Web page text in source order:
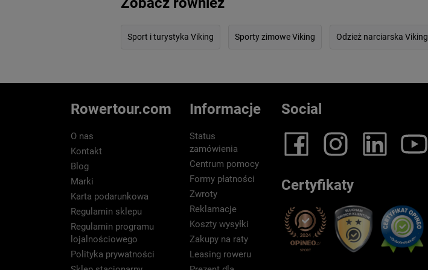
Sport i turystyka Viking Sporty zimowe Viking Odzież narciarska Viking
Rowertour.com
O nas
Kontakt
Blog
Marki
Karta podarunkowa
Regulamin sklepu
Regulamin programu
lojalnościowego
Polityka prywatności
Informacje
Status
zamówienia
Centrum pomocy
Formy płatności
Zwroty
Reklamacje
Koszty wysyłki
Zakupy na raty
Leasing roweru
Social
Certyfikaty